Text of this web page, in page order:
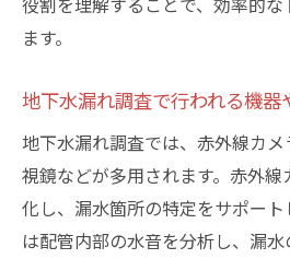
ます。
地下水漏れ調査で行われる機器
地下水漏れ調査では、赤外線カ
視鏡などが多用されます。赤外
化し、漏水箇所の特定をサポー
は配管内部の水音を分析し、漏